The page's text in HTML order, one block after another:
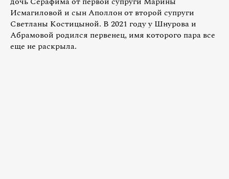
Исмагиловой и сын Аполлон от второй супруги
Светланы Костицыной. В 2021 году у Шнурова и
Абрамовой родился первенец, имя которого пара все
еще не раскрыла.